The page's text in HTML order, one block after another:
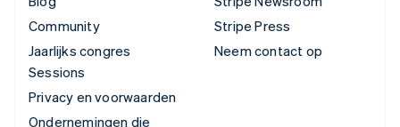
Community
Jaarlijks congres
Sessions
Privacy en voorwaarden
Ondernemingen die
Stripe Press
Neem contact op